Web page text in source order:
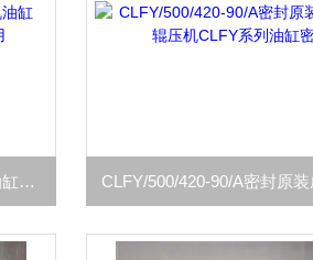
CLFY/500/420-90/B密封辊压机油缸CLFY/500/420密封包水泥厂用